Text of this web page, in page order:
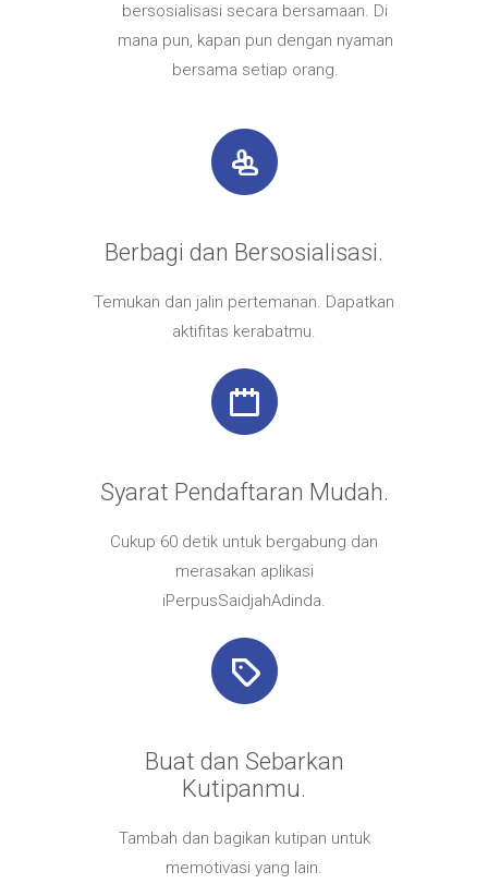
bersosialisasi secara bersamaan. Di
mana pun, kapan pun dengan nyaman
bersama setiap orang.
Berbagi dan Bersosialisasi.
Temukan dan jalin pertemanan. Dapatkan
aktifitas kerabatmu.
Syarat Pendaftaran Mudah.
Cukup 60 detik untuk bergabung dan
merasakan aplikasi
iPerpusSaidjahAdinda.
Buat dan Sebarkan
Kutipanmu.
Tambah dan bagikan kutipan untuk
memotivasi yang lain.